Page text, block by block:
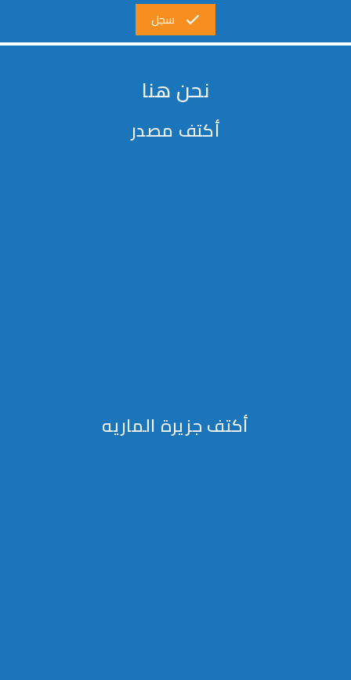
سجل
نحن هنا
أكتف مصدر
أكتف جزيرة الماريه